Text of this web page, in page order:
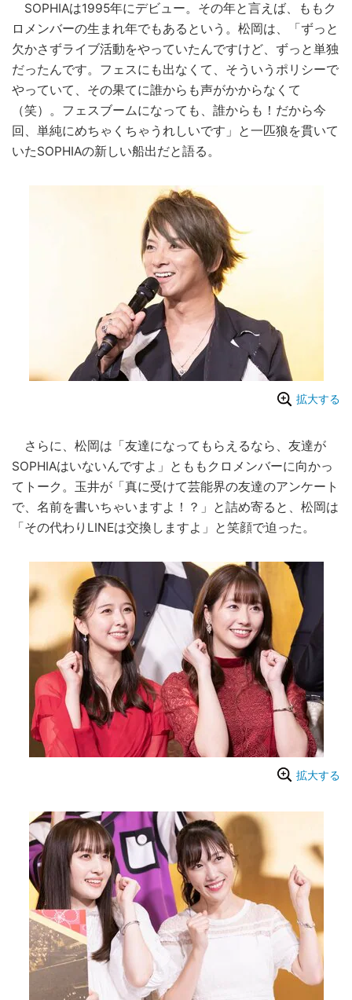
SOPHIAは1995年にデビュー。その年と言えば、ももク
ロメンバーの生まれ年でもあるという。松岡は、「ずっと
欠かさずライブ活動をやっていたんですけど、ずっと単独
だったんです。フェスにも出なくて、そういうポリシーで
やっていて、その果てに誰からも声がかからなくて
（笑）。フェスブームになっても、誰からも！だから今
回、単純にめちゃくちゃうれしいです」と一匹狼を貫いて
いたSOPHIAの新しい船出だと語る。
拡大する
さらに、松岡は「友達になってもらえるなら、友達が
SOPHIAはいないんですよ」とももクロメンバーに向かっ
てトーク。玉井が「真に受けて芸能界の友達のアンケート
で、名前を書いちゃいますよ！？」と詰め寄ると、松岡は
「その代わりLINEは交換しますよ」と笑顔で迫った。
拡大する